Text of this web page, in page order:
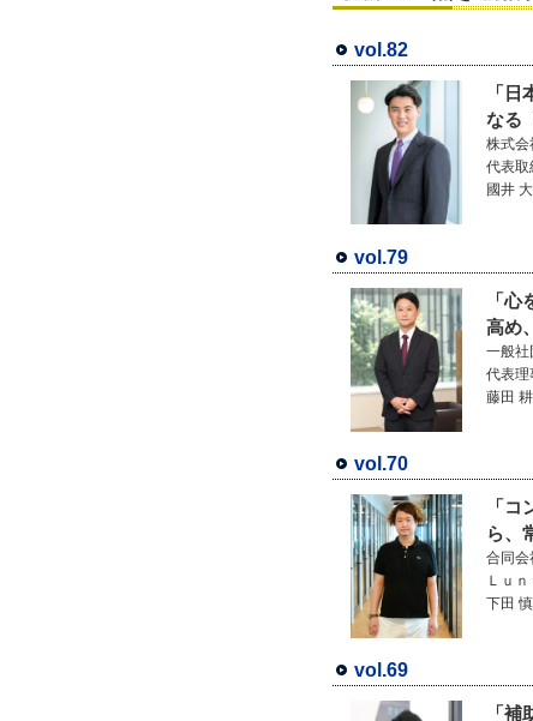
vol.82
「
なる
株式会
代表取
國井
vol.79
「
高め
一般
代表理
藤田
vol.70
「
ら、
合同会
Ｌｕ
下田
vol.69
「